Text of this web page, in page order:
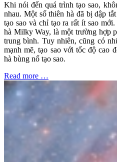
Khi nói đến quá trình tạo sao,
nhau. Một số thiên hà đã bị dập
tạo sao và chỉ tạo ra rất ít sao
hà Milky Way, là một trường hợp
trung bình. Tuy nhiên, cũng có
mạnh mẽ, tạo sao với tốc độ cao
hà bùng nổ tạo sao.
Read more …